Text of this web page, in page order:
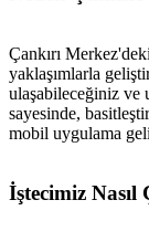
Çankırı
yaklaşımlarla
ulaşabileceğiniz ve
sayesinde,
mobil uygulama
İştecimiz Nasıl